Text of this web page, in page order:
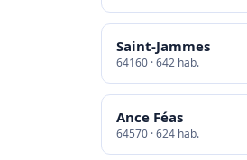
Saint-Jammes
64160 · 642 hab.
Ance Féas
64570 · 624 hab.